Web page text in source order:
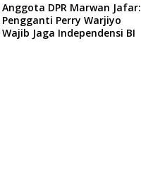
Anggota DPR Marwan Jafar:
Pengganti Perry Warjiyo
Wajib Jaga Independensi BI